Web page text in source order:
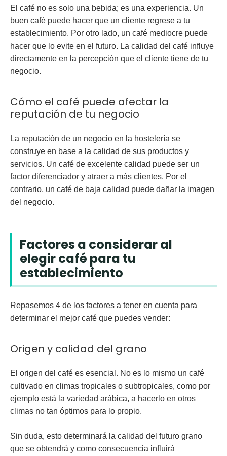
El café no es solo una bebida; es una experiencia. Un
buen café puede hacer que un cliente regrese a tu
establecimiento. Por otro lado, un café mediocre puede
hacer que lo evite en el futuro. La calidad del café influye
directamente en la percepción que el cliente tiene de tu
negocio.
Cómo el café puede afectar la
reputación de tu negocio
La reputación de un negocio en la hostelería se
construye en base a la calidad de sus productos y
servicios. Un café de excelente calidad puede ser un
factor diferenciador y atraer a más clientes. Por el
contrario, un café de baja calidad puede dañar la imagen
del negocio.
Factores a considerar al
elegir café para tu
establecimiento
Repasemos 4 de los factores a tener en cuenta para
determinar el mejor café que puedes vender:
Origen y calidad del grano
El origen del café es esencial. No es lo mismo un café
cultivado en climas tropicales o subtropicales, como por
ejemplo está la variedad arábica, a hacerlo en otros
climas no tan óptimos para lo propio.
Sin duda, esto determinará la calidad del futuro grano
que se obtendrá y como consecuencia influirá